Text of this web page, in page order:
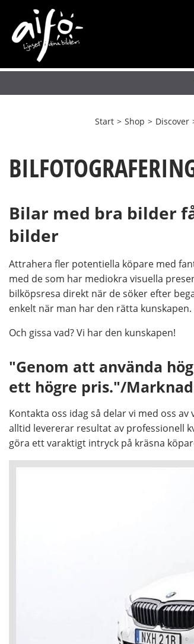
Start > Shop > Discover
Bilar med bra bilder
bilder
Attrahera fler potentiella köpare med
med de som har mediokra visuella
bilköpsresa direkt när de söker efter
enkelt när man har den rätta kunskapen.
Och gissa vad? Vi har den kunskapen!
"Genom att använda
ett högre pris."/
Kontakta oss idag så delar vi med oss
alltid levererar resultat av professionell
göra ett varaktigt intryck på kräsna